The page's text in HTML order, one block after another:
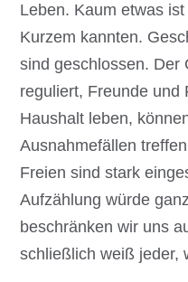
Leben. Kaum etwas
Kurzem kannten.
sind geschlossen. Der
reguliert, Freunde und
Haushalt leben,
Ausnahmefällen
Freien sind stark
Aufzählung würde
beschränken wir uns
schließlich weiß jeder,